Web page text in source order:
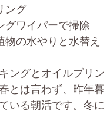
ング
グワイパーで掃除
物の水やりと水替え
ングとオイルプリン
とは言わず、昨年暮
いる朝活です。冬に